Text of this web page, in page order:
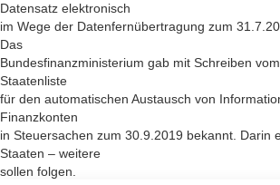
Datensatz elektronisch
im Wege der Datenfernübertragung zum
Das
Bundesfinanzministerium gab mit Schreiben
Staatenliste
für den automatischen Austausch von
Finanzkonten
in Steuersachen zum 30.9.2019 bekannt. Darin
Staaten – weitere
sollen folgen.